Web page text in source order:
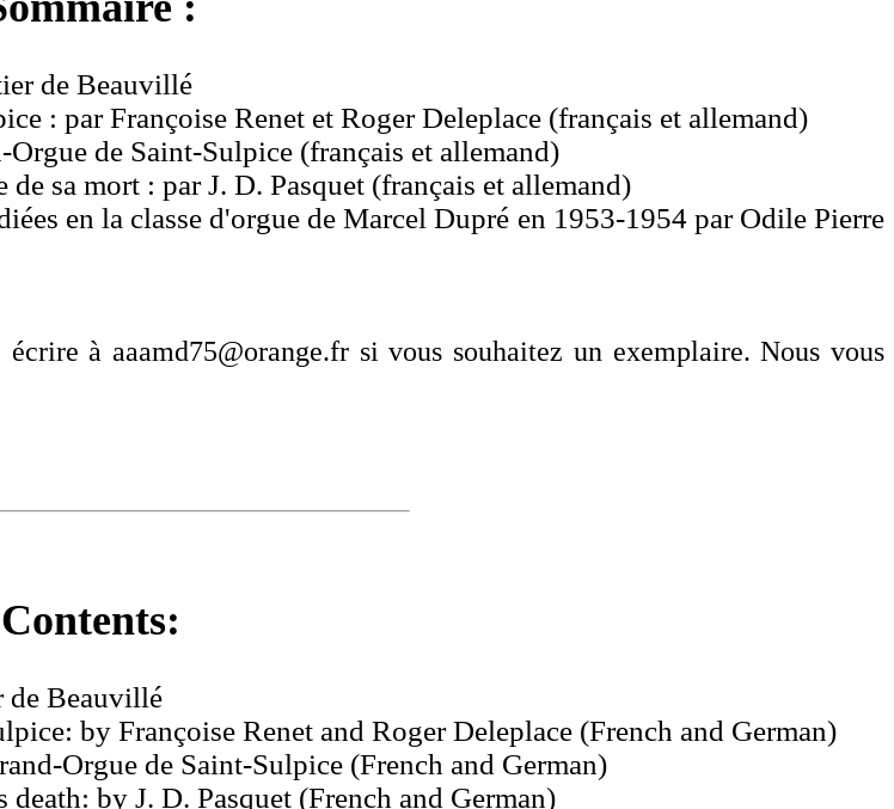
de Beauvillé
: par Françoise Renet et Roger Deleplace (français et allemand)
de Saint-Sulpice (français et allemand)
sa mort : par J. D. Pasquet (français et allemand)
en la classe d'orgue de Marcel Dupré en 1953-1954 par Odile Pierre
à aaamd75@orange.fr si vous souhaitez un exemplaire. Nous vous
Contents:
de Beauvillé
by Françoise Renet and Roger Deleplace (French and German)
Orgue de Saint-Sulpice (French and German)
by J. D. Pasquet (French and German)